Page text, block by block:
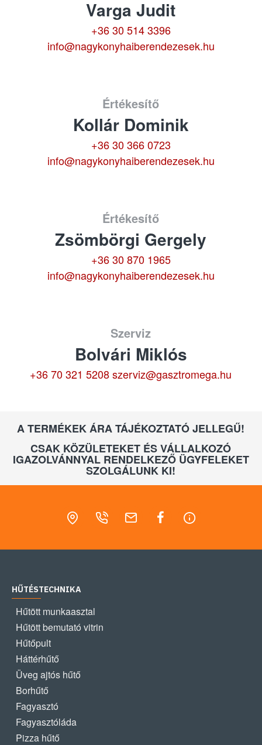
Varga Judit
+36 30 514 3396
info@nagykonyhaiberendezesek.hu
Értékesítő
Kollár Dominik
+36 30 366 0723
info@nagykonyhaiberendezesek.hu
Értékesítő
Zsömbörgi Gergely
+36 30 870 1965
info@nagykonyhaiberendezesek.hu
Szerviz
Bolvári Miklós
+36 70 321 5208 szerviz@gasztromega.hu
A TERMÉKEK ÁRA TÁJÉKOZTATÓ JELLEGŰ!
CSAK KÖZÜLETEKET ÉS VÁLLALKOZÓ
IGAZOLVÁNNYAL RENDELKEZŐ ÜGYFELEKET
SZOLGÁLUNK KI!
HŰTÉSTECHNIKA
Hűtött munkaasztal
Hűtött bemutató vitrin
Hűtőpult
Háttérhűtő
Üveg ajtós hűtő
Borhűtő
Fagyasztó
Fagyasztóláda
Pizza hűtő